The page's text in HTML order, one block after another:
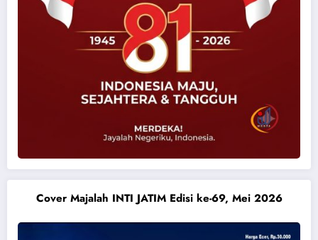
Cover Majalah INTI JATIM Edisi ke-69, Mei 2026